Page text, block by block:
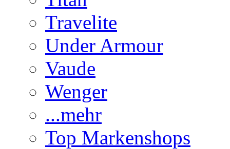
Travelite
Under Armour
Vaude
Wenger
...mehr
Top Markenshops